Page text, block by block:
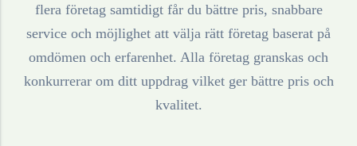
flera företag samtidigt får du bättre pris, snabbare
service och möjlighet att välja rätt företag baserat på
omdömen och erfarenhet. Alla företag granskas och
konkurrerar om ditt uppdrag vilket ger bättre pris och
kvalitet.